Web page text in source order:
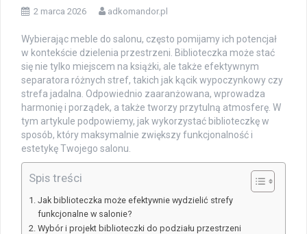
2 marca 2026 adkomandor.pl
Wybierając meble do salonu, często pomijamy ich potencjał
w kontekście dzielenia przestrzeni. Biblioteczka może stać
się nie tylko miejscem na książki, ale także efektywnym
separatora różnych stref, takich jak kącik wypoczynkowy czy
strefa jadalna. Odpowiednio zaaranżowana, wprowadza
harmonię i porządek, a także tworzy przytulną atmosferę. W
tym artykule podpowiemy, jak wykorzystać biblioteczkę w
sposób, który maksymalnie zwiększy funkcjonalność i
estetykę Twojego salonu.
Spis treści
Jak biblioteczka może efektywnie wydzielić strefy
funkcjonalne w salonie?
Wybór i projekt biblioteczki do podziału przestrzeni